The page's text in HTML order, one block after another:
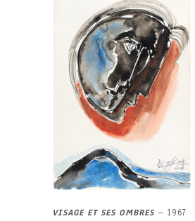
VISAGE ET SES OMBRES– 1967